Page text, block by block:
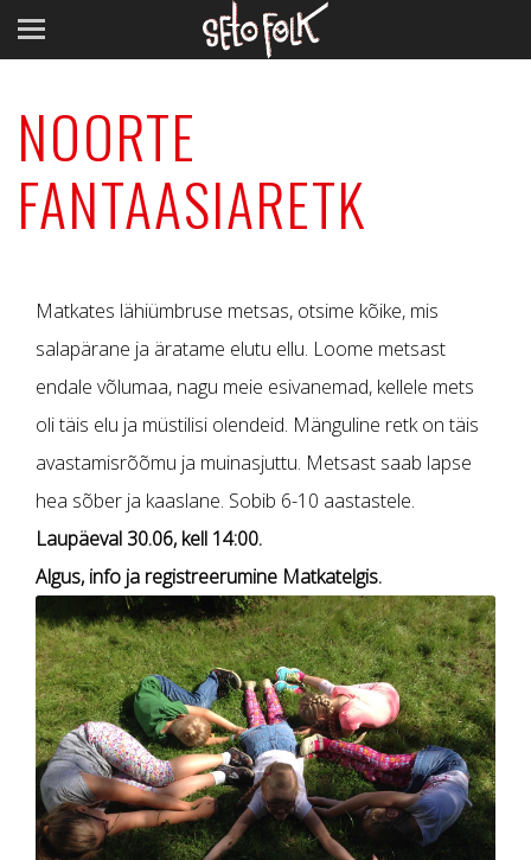
NOORTE
FANTAASIARETK
Matkates lähiümbruse metsas, otsime kõike, mis
salapärane ja äratame elutu ellu. Loome metsast
endale võlumaa, nagu meie esivanemad, kellele mets
oli täis elu ja müstilisi olendeid. Mänguline retk on täis
avastamisrõõmu ja muinasjuttu. Metsast saab lapse
hea sõber ja kaaslane. Sobib 6-10 aastastele.
Laupäeval 30.06, kell 14:00.
Algus, info ja registreerumine Matkatelgis.